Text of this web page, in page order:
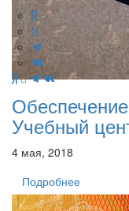
Учебный
4 мая, 2018
Подробнее